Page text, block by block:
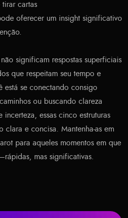
tirar cartas
oferecer um insight significativo
significam respostas superficiais
que respeitam seu tempo e
está se conectando consigo
ou buscando clareza
essas cinco estruturas
clara e concisa. Mantenha-as em
para aqueles momentos em que
mas significativas.